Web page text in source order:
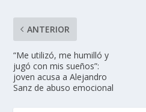
ANTERIOR
“Me utilizó, me humilló y
jugó con mis sueños”:
joven acusa a Alejandro
Sanz de abuso emocional